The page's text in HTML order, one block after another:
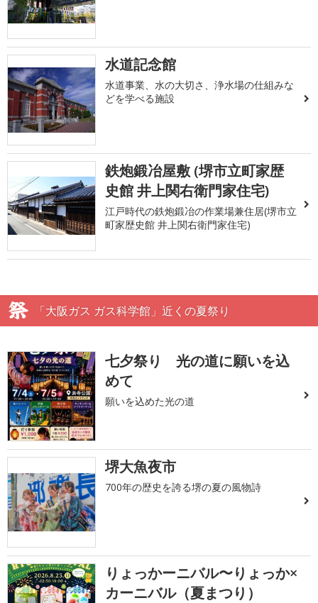
水道記念館
水道事業、水の大切さ、浄水場の仕組みな
どを学べる施設
鉄炮鍛冶屋敷 (堺市立町家歴
史館 井上関右衛門家住宅)
江戸時代の鉄炮鍛冶の作業場兼住居(堺市立
町家歴史館 井上関右衛門家住宅)
「大阪ガス ガス科学館」近くの夏祭り
七夕祭り 光の道に願いを込
めて
願いを込めた光の道
堺大魚夜市
700年の歴史を誇る堺の夏の風物詩
りょっかーニバル〜りょっか×
カーニバル（夏まつり）